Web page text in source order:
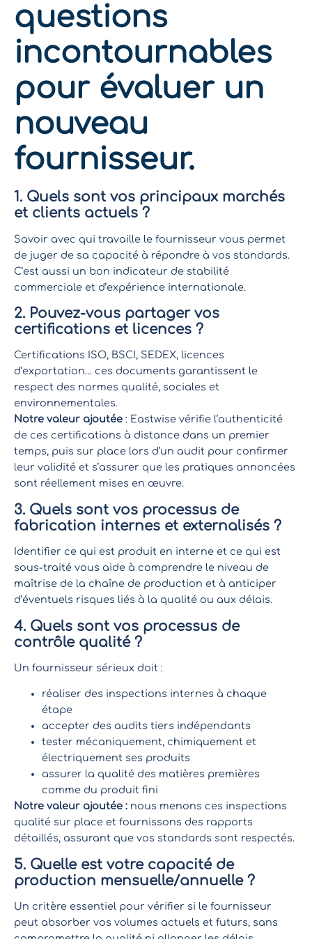
questions
incontournables
pour évaluer un
nouveau
fournisseur.
1. Quels sont vos principaux marchés
et clients actuels ?
Savoir avec qui travaille le fournisseur vous permet
de juger de sa capacité à répondre à vos standards.
C’est aussi un bon indicateur de stabilité
commerciale et d’expérience internationale.
2. Pouvez-vous partager vos
certifications et licences ?
Certifications ISO, BSCI, SEDEX, licences
d’exportation… ces documents garantissent le
respect des normes qualité, sociales et
environnementales.
Notre valeur ajoutée : Eastwise vérifie l’authenticité
de ces certifications à distance dans un premier
temps, puis sur place lors d’un audit pour confirmer
leur validité et s’assurer que les pratiques annoncées
sont réellement mises en œuvre.
3. Quels sont vos processus de
fabrication internes et externalisés ?
Identifier ce qui est produit en interne et ce qui est
sous-traité vous aide à comprendre le niveau de
maîtrise de la chaîne de production et à anticiper
d’éventuels risques liés à la qualité ou aux délais.
4. Quels sont vos processus de
contrôle qualité ?
Un fournisseur sérieux doit :
réaliser des inspections internes à chaque
étape
accepter des audits tiers indépendants
tester mécaniquement, chimiquement et
électriquement ses produits
assurer la qualité des matières premières
comme du produit fini
Notre valeur ajoutée : nous menons ces inspections
qualité sur place et fournissons des rapports
détaillés, assurant que vos standards sont respectés.
5. Quelle est votre capacité de
production mensuelle/annuelle ?
Un critère essentiel pour vérifier si le fournisseur
peut absorber vos volumes actuels et futurs, sans